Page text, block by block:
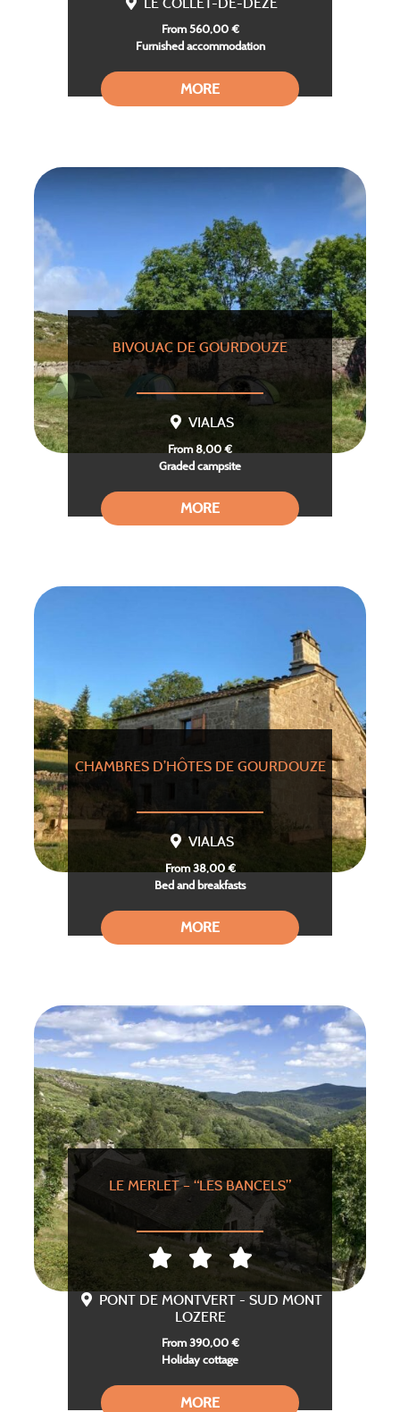
From 560,00 €
Furnished accommodation
MORE
BIVOUAC DE GOURDOUZE
VIALAS
From 8,00 €
Graded campsite
MORE
CHAMBRES D’HÔTES DE GOURDOUZE
VIALAS
From 38,00 €
Bed and breakfasts
MORE
LE MERLET – “LES BANCELS”
PONT DE MONTVERT - SUD MONT
LOZERE
From 390,00 €
Holiday cottage
MORE